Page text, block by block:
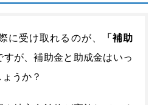
に受け取れるのが、
「補助
すが、補助金と助成金はいっ
うか？